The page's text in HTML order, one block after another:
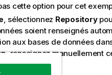
cette option pour cet
, sélectionnez Repository
soient renseignés
aux bases de données
, renseignez manuellement
in.